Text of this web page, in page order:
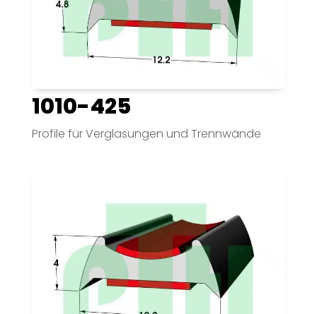
1010-425
Profile für Verglasungen und Trennwände